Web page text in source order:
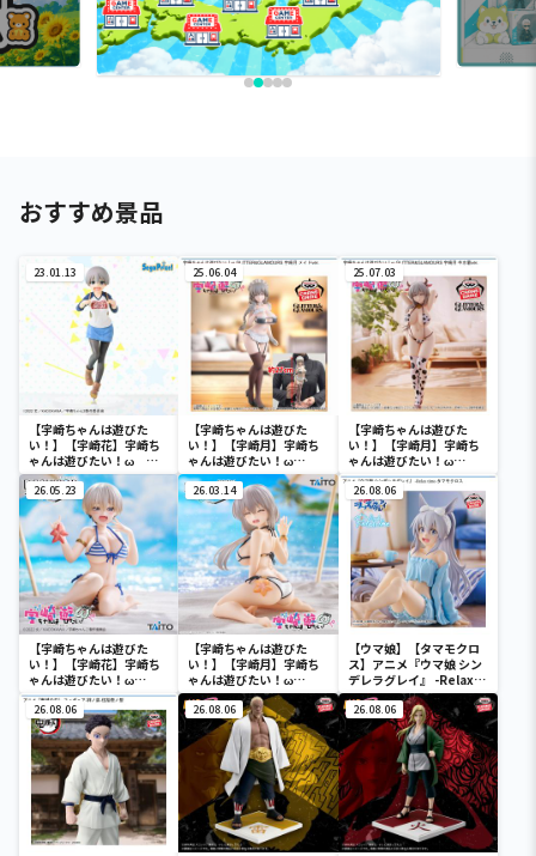
おすすめ景品
23.01.13
【宇崎ちゃんは遊びた
い！】【宇崎花】宇崎ち
ゃんは遊びたい！ω
[SPM]フィギュア“宇崎
花”にやけ顔Ver.
25.06.04
【宇崎ちゃんは遊びた
い！】【宇崎月】宇崎ち
ゃんは遊びたい！ω
GLITTER&GLAMOURS
宇崎月 メイドver.
25.07.03
【宇崎ちゃんは遊びた
い！】【宇崎月】宇崎ち
ゃんは遊びたい！ω
GLITTER&GLAMOURS
宇崎月 牛水着ver.
26.05.23
【宇崎ちゃんは遊びた
い！】【宇崎花】宇崎ち
ゃんは遊びたい！ω
Desktop Cute フィギュ
ア 宇崎花～浜辺で水着
ver.～
26.03.14
【宇崎ちゃんは遊びた
い！】【宇崎月】宇崎ち
ゃんは遊びたい！ω
Desktop Cute フィギュ
ア 宇崎月～浜辺で水着
ver.～
26.08.06
【ウマ娘】【タマモクロ
ス】アニメ『ウマ娘 シン
デレラグレイ』 -Relax
time-タマモクロス
26.08.06 26.08.06 26.08.06